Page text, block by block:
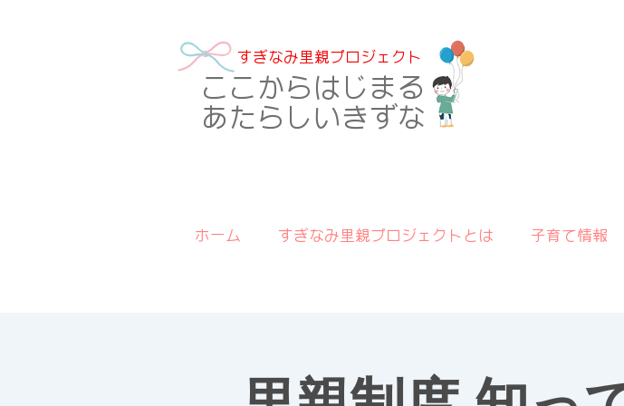
​ここからはじまる
あたらしいきずな
​すぎなみ里親プロジェクト
ホーム すぎなみ里親プロジェクトとは 子育て情報